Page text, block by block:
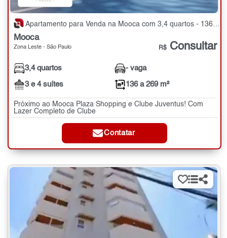
Apartamento para Venda na Mooca com 3,4 quartos - 136 a 269 m²
Mooca
Zona Leste - São Paulo R$ Consultar
3,4 quartos
3 e 4 suítes
- vaga
136 a 269 m²
Próximo ao Mooca Plaza Shopping e Clube Juventus! Com
Lazer Completo de Clube
Contatar